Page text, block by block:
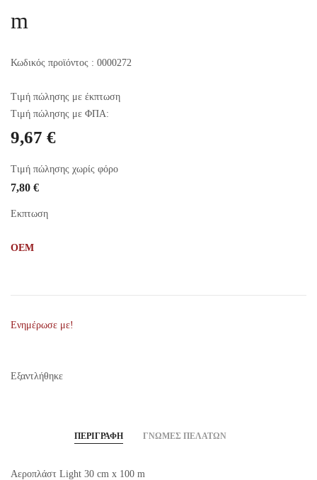
m
Κωδικός προϊόντος : 0000272
Τιμή πώλησης με έκπτωση
Τιμή πώλησης με ΦΠΑ:
9,67 €
Τιμή πώλησης χωρίς φόρο
7,80 €
Εκπτωση
OEM
Ενημέρωσε με!
Εξαντλήθηκε
ΠΕΡΙΓΡΑΦΉ ΓΝΏΜΕΣ ΠΕΛΑΤΏΝ
Αεροπλάστ Light 30 cm x 100 m